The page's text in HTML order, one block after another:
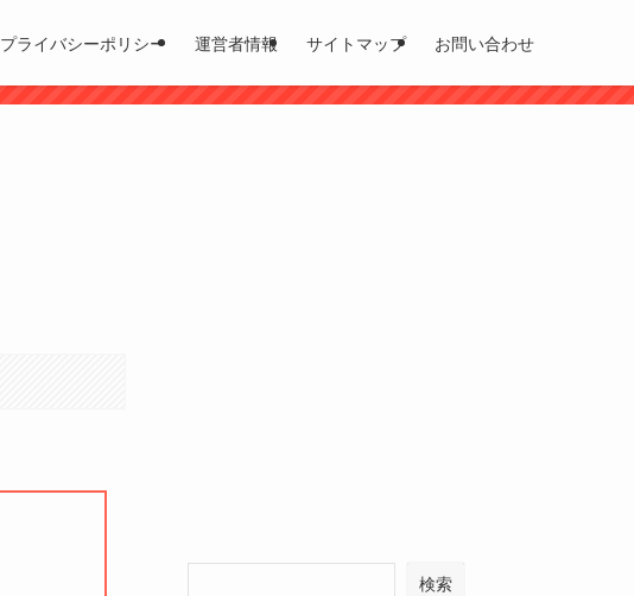
プライバシーポリシー 運営者情報 サイトマップ お問い合わせ
検索